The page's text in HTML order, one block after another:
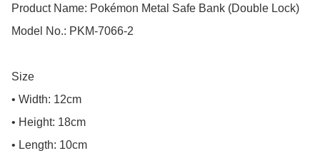
Product Name: Pokémon Metal Safe Bank (Double Lock)
Model No.: PKM-7066-2
Size
• Width: 12cm
• Height: 18cm
• Length: 10cm